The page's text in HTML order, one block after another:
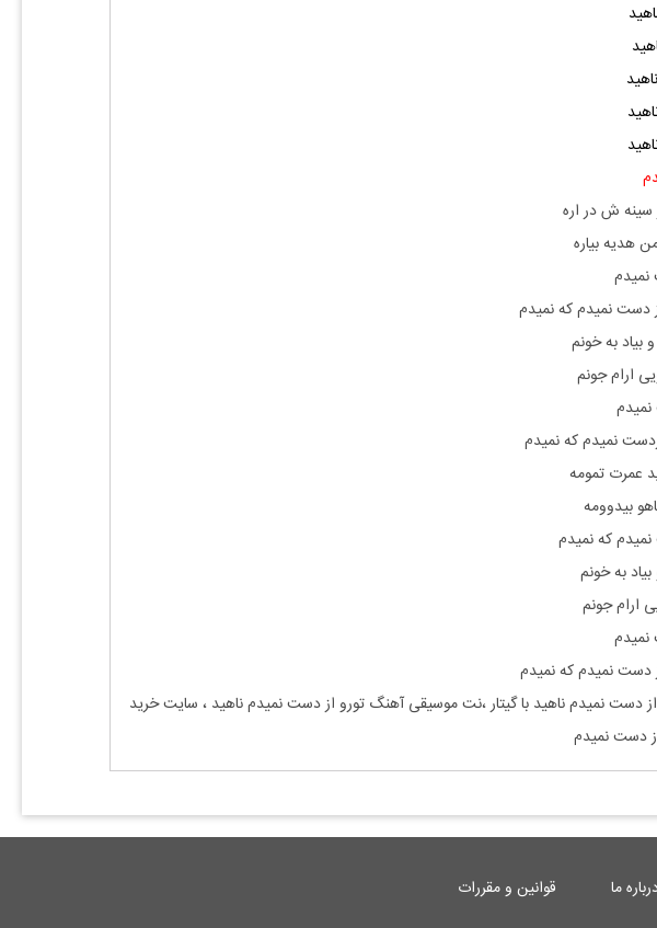
سینه ش در اره
هدیه بیاره
دست نمیدم که نمیدم
بیاد به خونم
ارام جونم
نمیدم که نمیدم
عمرت تمومه
بیدوومه
که نمیدم
به خونم
ارام جونم
دست نمیدم که نمیدم
دست نمیدم ناهید با گیتار ،نت موسیقی آهنگ تورو از دست نمیدم ناهید ، سایت خرید
دست نمیدم
ما قوانین و مقررات